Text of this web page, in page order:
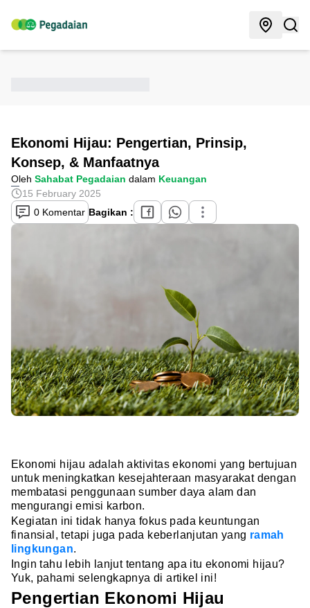
Ekonomi Hijau: Pengertian, Prinsip,
Konsep, & Manfaatnya
Oleh Sahabat Pegadaian dalam Keuangan
15 February 2025
0 Komentar Bagikan :
Ekonomi hijau adalah aktivitas ekonomi yang bertujuan
untuk meningkatkan kesejahteraan masyarakat dengan
membatasi penggunaan sumber daya alam dan
mengurangi emisi karbon.
Kegiatan ini tidak hanya fokus pada keuntungan
finansial, tetapi juga pada keberlanjutan yang ramah
lingkungan.
Ingin tahu lebih lanjut tentang apa itu ekonomi hijau?
Yuk, pahami selengkapnya di artikel ini!
Pengertian Ekonomi Hijau